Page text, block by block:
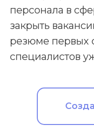
персонала в
закрыть
резюме первых
специалистов